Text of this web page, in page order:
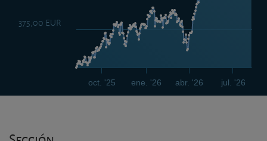
ene. '26 jul. '26
oct. '25 abr. '26
375,00 EUR